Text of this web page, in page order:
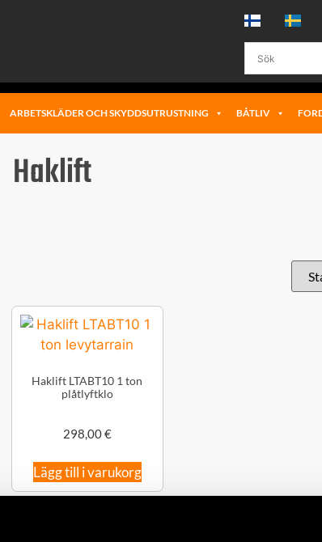
ARBETSKLÄDER OCH SKYDDSUTRUSTNING BÅTLIV
Haklift
Haklift LTABT10 1 ton
plåtlyftklo
298,00€
Lägg till i varukorg